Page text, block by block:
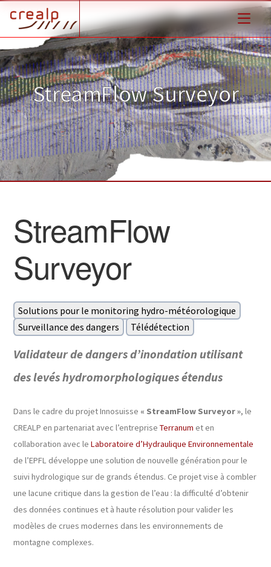
StreamFlow Surveyor
StreamFlow
Surveyor
Solutions pour le monitoring hydro-météorologique
Surveillance des dangers
Télédétection
Validateur de dangers d’inondation utilisant
des levés hydromorphologiques étendus
Dans le cadre du projet Innosuisse « StreamFlow Surveyor », le
CREALP en partenariat avec l’entreprise Terranum et en
collaboration avec le Laboratoire d’Hydraulique Environnementale
de l’EPFL développe une solution de nouvelle génération pour le
suivi hydrologique sur de grands étendus. Ce projet vise à combler
une lacune critique dans la gestion de l’eau : la difficulté d’obtenir
des données continues et à haute résolution pour valider les
modèles de crues modernes dans les environnements de
montagne complexes.